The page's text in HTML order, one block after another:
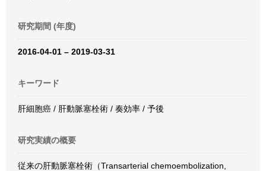
研究期間 (年度)
2016-04-01 – 2019-03-31
キーワード
肝細胞癌 / 肝動脈塞栓術 / 奏効率 / 予後
研究実績の概要
従来の肝動脈塞栓術（Transarterial chemoembolization,